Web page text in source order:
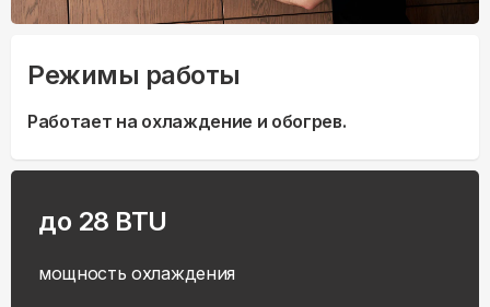
Режимы работы
Работает на охлаждение и обогрев.
до 28 BTU
мощность охлаждения